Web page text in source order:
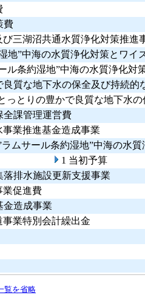
費
び三湖沼共通水質浄化対策推進
地”中海の水質浄化対策とワ
ル条約湿地”中海の水質浄化
良質な地下水の保全及び持続的
っとりの豊かで良質な地下水
全課管理運営費
事業推進基金造成事業
ラムサール条約湿地”中海の水
1 当初予算
落排水施設更新支援事業
業促進費
金造成事業
事業特別会計繰出金
覧を省略